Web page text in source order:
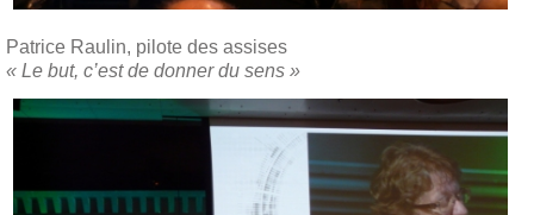
Patrice Raulin, pilote des assises
« Le but, c’est de donner du sens »